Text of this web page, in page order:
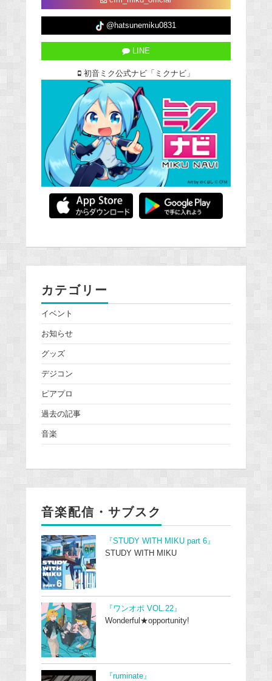
@hatsunemiku0831
LINE
初音ミク公式ナビ「ミクナビ」
カテゴリー
イベント
お知らせ
グッズ
デジコン
ピアプロ
過去の記事
音楽
音楽配信・サブスク
『STUDY WITH MIKU part 6』
STUDY WITH MIKU
『ワンオポ VOL.22』
Wonderful★opportunity!
『ruminate』